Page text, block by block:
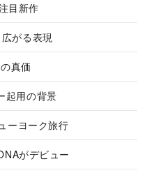
目新作
がる表現
真価
起用の背景
ーヨーク旅行
がデビュー